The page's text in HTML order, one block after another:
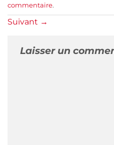
commentaire.
Suivant →
Laisser un